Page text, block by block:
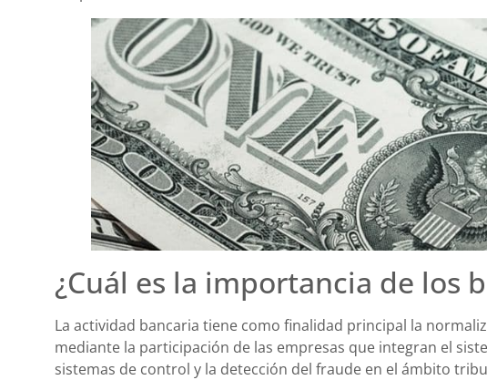
¿Cuál es la importancia de los
La actividad bancaria tiene como finalidad principal la
mediante la participación de las empresas que integran el
sistemas de control y la detección del fraude en el ámbito